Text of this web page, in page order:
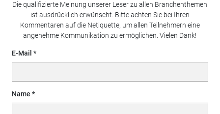
Die qualifizierte Meinung unserer Leser zu allen Branchenthemen
ist ausdrücklich erwünscht. Bitte achten Sie bei Ihren
Kommentaren auf die Netiquette, um allen Teilnehmern eine
angenehme Kommunikation zu ermöglichen. Vielen Dank!
E-Mail
Name